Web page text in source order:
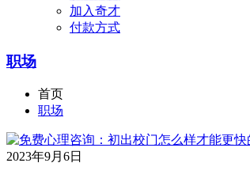
加入奇才
付款方式
职场
首页
职场
2023年9月6日